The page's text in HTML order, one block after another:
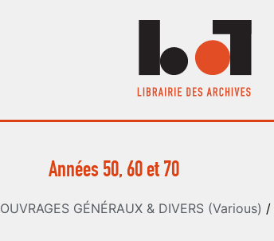
Années 50, 60 et 70
OUVRAGES GÉNÉRAUX & DIVERS (Various) /